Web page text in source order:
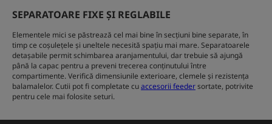
SEPARATOARE FIXE ȘI REGLABILE
Elementele mici se păstrează cel mai bine în secțiuni bine separate, în
timp ce coșulețele și uneltele necesită spațiu mai mare. Separatoarele
detașabile permit schimbarea aranjamentului, dar trebuie să ajungă
până la capac pentru a preveni trecerea conținutului între
compartimente. Verifică dimensiunile exterioare, clemele și rezistența
balamalelor. Cutii pot fi completate cuaccesorii feedersortate, potrivite
pentru cele mai folosite seturi.